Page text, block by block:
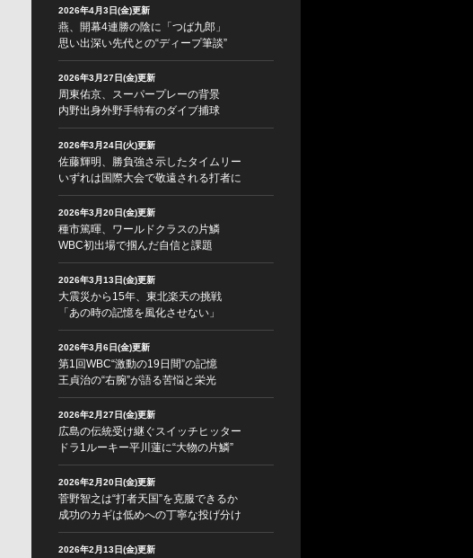
2026年4月3日(金)更新
燕、開幕4連勝の陰に「つば九郎」
思い出深い先代との“ディープ筆談”
2026年3月27日(金)更新
周東佑京、スーパープレーの背景
内野出身外野手特有のダイブ捕球
2026年3月24日(火)更新
佐藤輝明、勝負強さ示したタイムリー
いずれは国際大会で敬遠される打者に
2026年3月20日(金)更新
種市篤暉、ワールドクラスの片鱗
WBC初出場で掴んだ自信と課題
2026年3月13日(金)更新
大震災から15年、東北楽天の挑戦
「あの時の記憶を風化させない」
2026年3月6日(金)更新
第1回WBC“激動の19日間”の記憶
王貞治の“右腕”が語る苦悩と栄光
2026年2月27日(金)更新
広島の伝統受け継ぐスイッチヒッター
ドラ1ルーキー平川蓮に“大物の片鱗”
2026年2月20日(金)更新
菅野智之は“打者天国”を克服できるか
成功のカギは低めへの丁寧な投げ分け
2026年2月13日(金)更新